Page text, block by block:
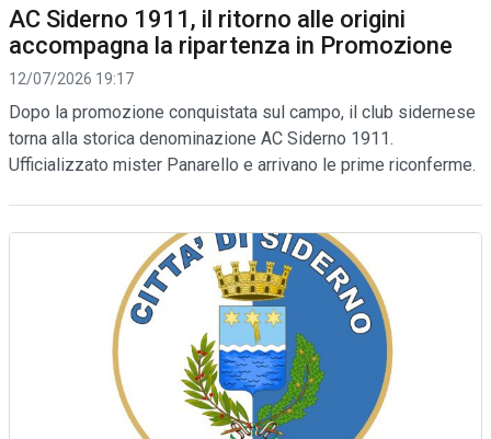
AC Siderno 1911, il ritorno alle origini
accompagna la ripartenza in Promozione
12/07/2026 19:17
Dopo la promozione conquistata sul campo, il club sidernese
torna alla storica denominazione AC Siderno 1911.
Ufficializzato mister Panarello e arrivano le prime riconferme.